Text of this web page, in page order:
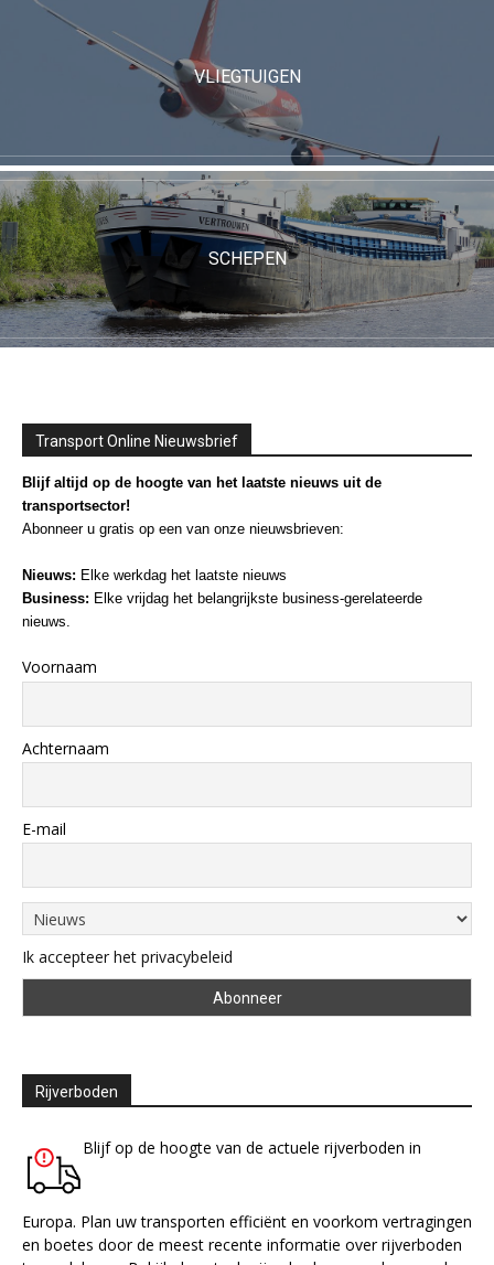
VLIEGTUIGEN
SCHEPEN
Transport Online Nieuwsbrief
Blijf altijd op de hoogte van het laatste nieuws uit de
transportsector!
Abonneer u gratis op een van onze nieuwsbrieven:
Nieuws: Elke werkdag het laatste nieuws
Business: Elke vrijdag het belangrijkste business-gerelateerde
nieuws.
Voornaam
Achternaam
E-mail
Ik accepteer het privacybeleid
Rijverboden
Blijf op de hoogte van de actuele rijverboden in
Europa. Plan uw transporten efficiënt en voorkom vertragingen
en boetes door de meest recente informatie over rijverboden